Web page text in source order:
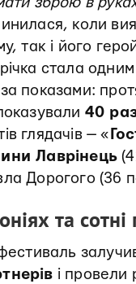
зброю в
коли
так і його
стала одним
показами:
40
глядачів — «
Лаврінець
Дорогого (36
та сотні
і провели